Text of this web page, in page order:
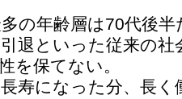
の年齢層は70代後
退といった従来の社
を保てない。
寿になった分、長く